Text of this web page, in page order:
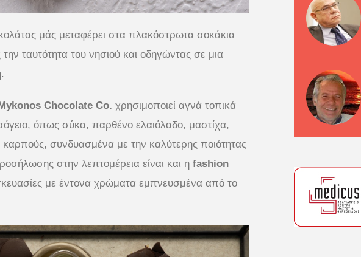
μάς μεταφέρει στα πλακόστρωτα σοκάκια
ταυτότητα του νησιού και οδηγώντας σε μια
Chocolate Co. χρησιμοποιεί αγνά τοπικά
όπως σύκα, παρθένο ελαιόλαδο, μαστίχα,
καρπούς, συνδυασμένα με την καλύτερης ποιότητας
στην λεπτομέρεια είναι και η fashion
με έντονα χρώματα εμπνευσμένα από το